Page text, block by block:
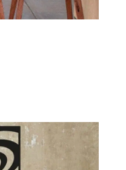
Mulighederne
kan
vælges